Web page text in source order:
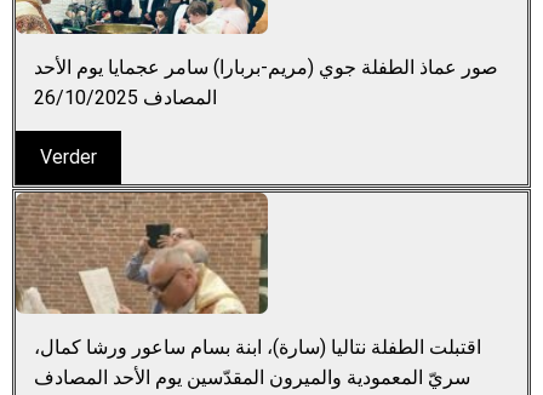
صور عماذ الطفلة جوي (مريم-بربارا) سامر عجمايا يوم الأحد
المصادف 26/10/2025
Verder
اقتبلت الطفلة نتاليا (سارة)، ابنة بسام ساعور ورشا كمال،
سريّ المعمودية والميرون المقدّسين يوم الأحد المصادف